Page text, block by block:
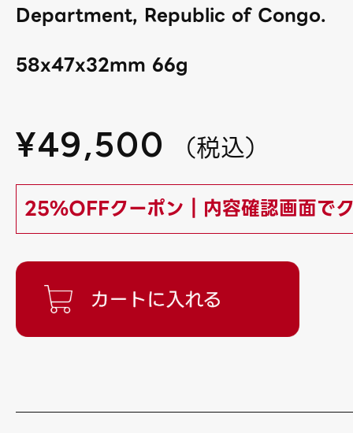
Department, Republic of Congo.
58x47x32mm 66g
¥49,500 （税込）
25%OFFクーポン｜内容確認画面で